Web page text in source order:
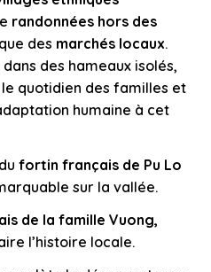
randonnées hors des
des marchés locaux.
dans des hameaux isolés,
quotidien des familles et
humaine à cet
fortin français de Pu Lo
sur la vallée.
de la famille Vuong,
l’histoire locale.